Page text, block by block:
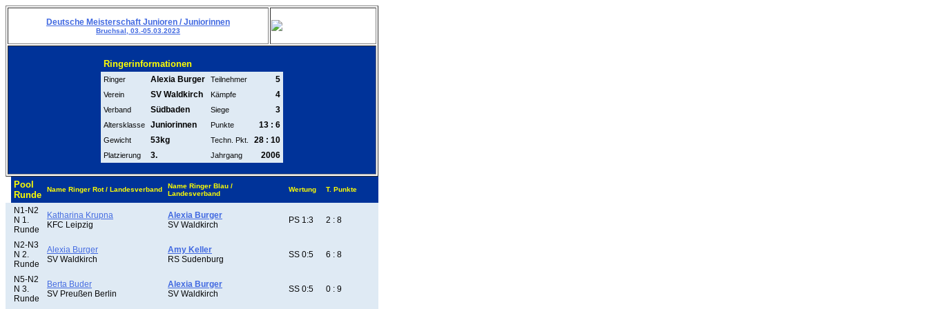
Deutsche Meisterschaft Junioren / Juniorinnen
Bruchsal, 03.-05.03.2023
Ringerinformationen
Ringer Alexia Burger Teilnehmer 5
Verein SV Waldkirch Kämpfe 4
Verband Südbaden Siege 3
Altersklasse Juniorinnen Punkte 13 : 6
Gewicht 53kg Techn. Pkt. 28 : 10
Platzierung 3. Jahrgang 2006
Pool
Runde
Name Ringer Rot / Landesverband
Name Ringer Blau /
Landesverband
Wertung T. Punkte
N1-N2
N 1.
Runde
Katharina Krupna
KFC Leipzig
Alexia Burger
SV Waldkirch
PS 1:3 2 : 8
N2-N3
N 2.
Runde
Alexia Burger
SV Waldkirch
Amy Keller
RS Sudenburg
SS 0:5 6 : 8
N5-N2
N 3.
Runde
Berta Buder
SV Preußen Berlin
Alexia Burger
SV Waldkirch
SS 0:5 0 : 9